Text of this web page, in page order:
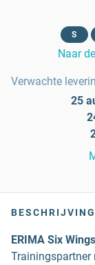
S
Naar
Verwachte
25
BESCHRIJVING
ERIMA Six
Trainingspartner